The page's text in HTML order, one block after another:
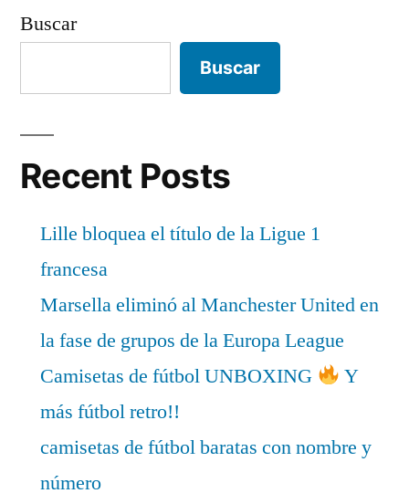
Buscar
Buscar
Recent Posts
Lille bloquea el título de la Ligue 1
francesa
Marsella eliminó al Manchester United en
la fase de grupos de la Europa League
Camisetas de fútbol UNBOXING
Y
más fútbol retro!!
camisetas de fútbol baratas con nombre y
número